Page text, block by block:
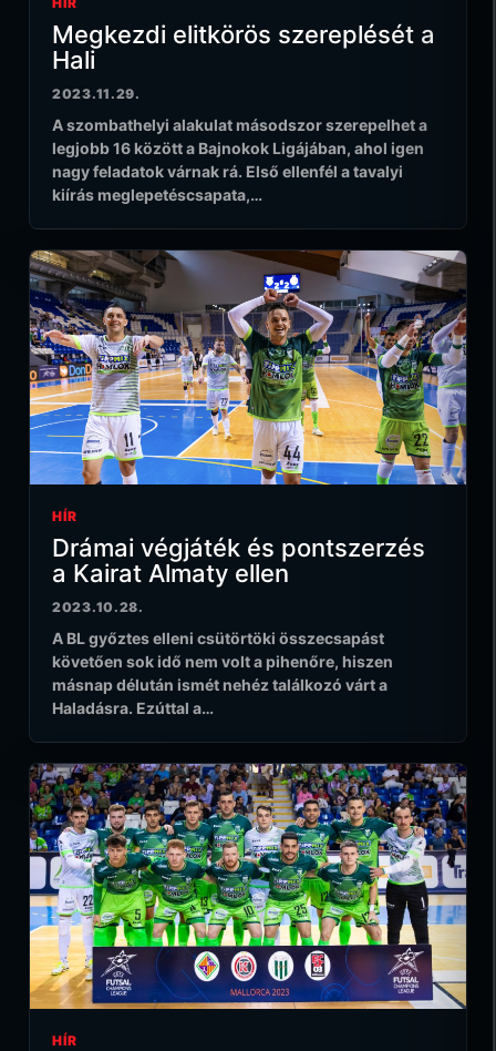
Megkezdi elitkörös szereplését a
Hali
2023.11.29.
A szombathelyi alakulat másodszor szerepelhet a
legjobb 16 között a Bajnokok Ligájában, ahol igen
nagy feladatok várnak rá. Első ellenfél a tavalyi
kiírás meglepetéscsapata,…
HÍR
Drámai végjáték és pontszerzés
a Kairat Almaty ellen
2023.10.28.
A BL győztes elleni csütörtöki összecsapást
követően sok idő nem volt a pihenőre, hiszen
másnap délután ismét nehéz találkozó várt a
Haladásra. Ezúttal a…
HÍR